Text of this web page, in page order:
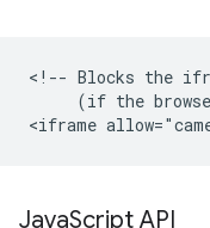
<!-- Blocks the
(if the
JavaScript API